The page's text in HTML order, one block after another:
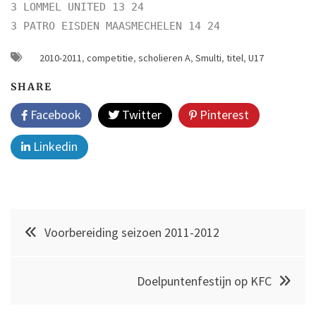
3 LOMMEL UNITED 13 24
3 PATRO EISDEN MAASMECHELEN 14 24
2010-2011, competitie, scholieren A, Smulti, titel, U17
SHARE
Facebook Twitter
Pinterest
Linkedin
Post Voorbereiding seizoen 2011-2012
Doelpuntenfestijn op KFC